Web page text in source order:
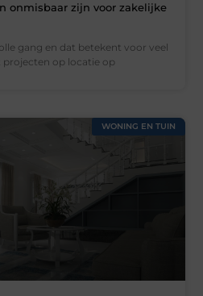
onmisbaar zijn voor zakelijke
gang en dat betekent voor veel
projecten op locatie op
WONING EN TUIN